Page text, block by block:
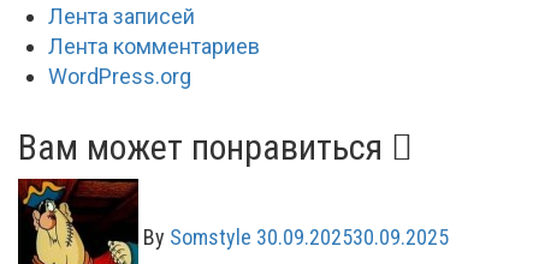
Лента записей
Лента комментариев
WordPress.org
Вам может понравиться
By Somstyle 30.09.202530.09.2025